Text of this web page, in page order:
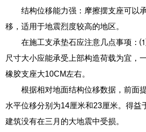
结构位移能力强：摩擦摆支座可以
移，适用于地震烈度较高的地区。
在施工支承垫石应注意几点事项：
尺寸大小应能承受上部构造荷载为宜，
橡胶支座大10CM左右。
根据相对地面结构位移数据，前面
水平位移分别为14厘米和23厘米。得益
建筑没有在三月的大地震中受损。